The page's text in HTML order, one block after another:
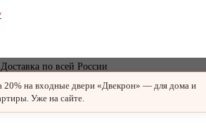
Доставка по всей России
20% на входные двери «Двекрон» — для дома и
Уже на сайте.